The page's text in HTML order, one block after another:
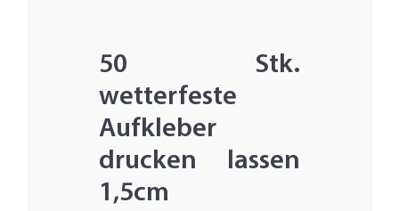
50 Stk.
wetterfeste
Aufkleber
drucken lassen
1,5cm